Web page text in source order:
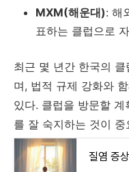
MXM(해운대): 해
표하는 클럽으로
최근 몇 년간 한국의
며, 법적 규제 강화와
있다. 클럽을 방문할
를 잘 숙지하는 것이 중
질염 증